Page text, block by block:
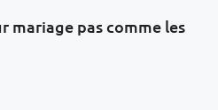
mariage pas comme les